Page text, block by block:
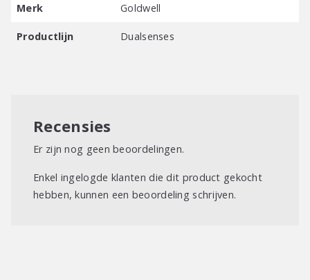
Merk Goldwell
Productlijn Dualsenses
Recensies
Er zijn nog geen beoordelingen.
Enkel ingelogde klanten die dit product gekocht
hebben, kunnen een beoordeling schrijven.